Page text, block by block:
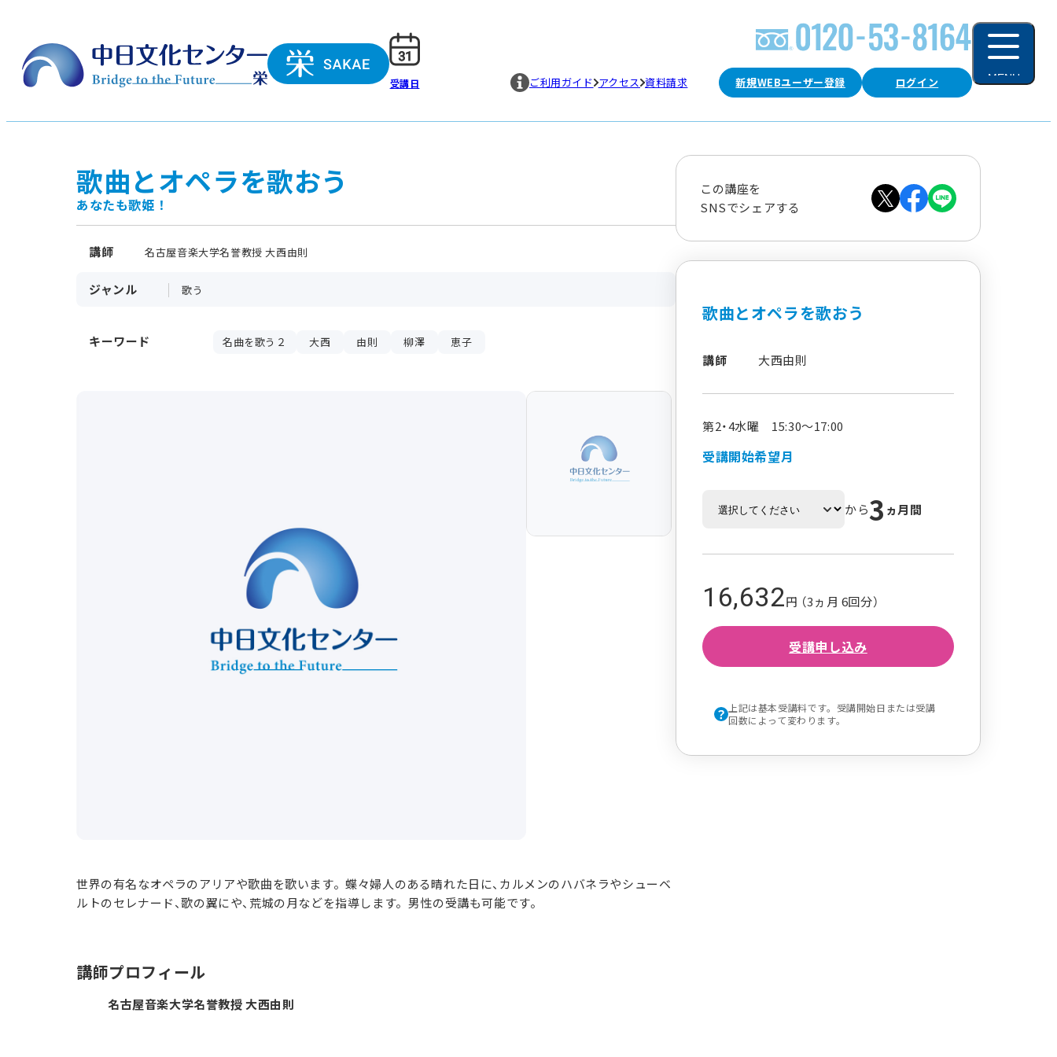
受講日 新規WEBユーザー登録 ログイン
ご利用ガイド アクセス 資料請求 MENU
歌曲とオペラを歌おう
あなたも歌姫！
講師 名古屋音楽大学名誉教授 大西由則
ジャンル 歌う
キーワード 名曲を歌う２ 大西 由則 柳澤 恵子
世界の有名なオペラのアリアや歌曲を歌います。蝶々婦人のある晴れた日に、カルメンのハバネラやシューベ
ルトのセレナード、歌の翼にや、荒城の月などを指導します。男性の受講も可能です。
講師プロフィール
名古屋音楽大学名誉教授 大西由則
この講座を
SNSでシェアする
歌曲とオペラを歌おう
講師 大西由則
第2・4水曜 15:30～17:00
受講開始希望月
から3 ヵ月間
16,632円 （3ヵ月 6回分）
受講申し込み
上記は基本受講料です。受講開始日または受講
回数によって変わります。